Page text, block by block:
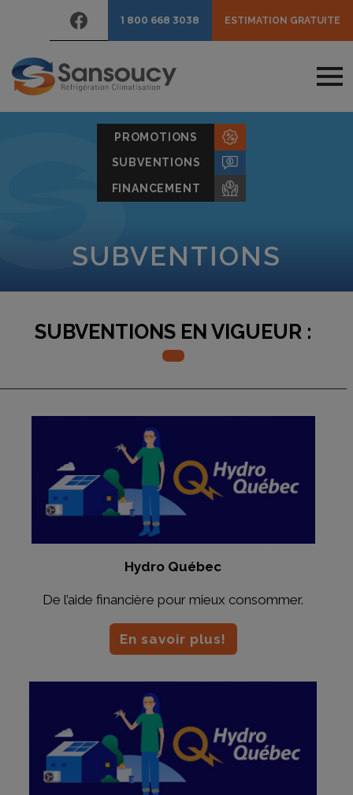
1 800 668 3038 ESTIMATION GRATUITE
PROMOTIONS
SUBVENTIONS
FINANCEMENT
SUBVENTIONS
SUBVENTIONS EN VIGUEUR :
Hydro Québec
De l’aide financière pour mieux consommer.
En savoir plus!